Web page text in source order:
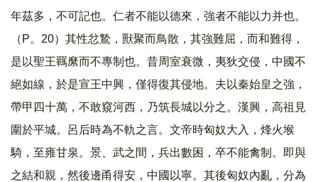
年茲多，不可記也。仁者不能以德來，強者不能以力并也。
（P。20）其性忿鷙，獸聚而鳥散，其強難屈，而和難得，
是以聖王羈縻而不專制也。昔周室衰微，夷狄交侵，中國不
絕如線，於是宣王中興，僅得復其侵地。夫以秦始皇之強，
帶甲四十萬，不敢窺河西，乃筑長城以分之。漢興，高祖見
圍於平城。呂后時為不軌之言。文帝時匈奴大入，烽火堠
騎，至雍甘泉。景、武之間，兵出數困，卒不能禽制。即與
之結和親，然後邊甬得安，中國以寧。其後匈奴內亂，分為